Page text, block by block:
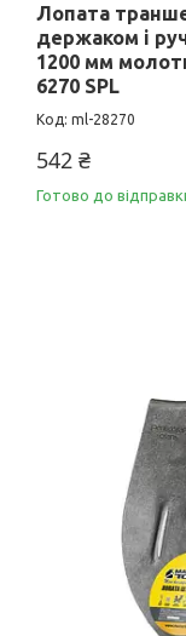
Лопата
держаком і
1200 мм
6270 SPL
ml-28270
542 ₴
Готово до